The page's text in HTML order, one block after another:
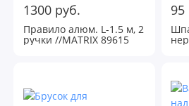
1300 руб.
Правило алюм. L-1.5 м, 2
ручки //MATRIX 89615
95